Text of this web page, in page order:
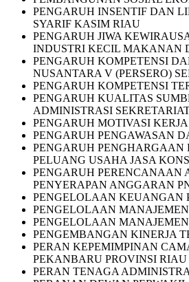
PENGARUH INSENTIF DAN
SYARIF KASIM RIAU
PENGARUH JIWA
INDUSTRI KECIL MAKANAN
PENGARUH KOMPETENSI
NUSANTARA V (PERSERO)
PENGARUH KOMPETENSI
PENGARUH KUALITAS
ADMINISTRASI
PENGARUH MOTIVASI
PENGARUH PENGAWASAN
PENGARUH
PELUANG USAHA JASA
PENGARUH PERENCANAAN
PENYERAPAN ANGGARAN
PENGELOLAAN KEUANGAN
PENGELOLAAN
PENGELOLAAN
PENGEMBANGAN KINERJA
PERAN KEPEMIMPINAN
PEKANBARU PROVINSI RIAU
PERAN TENAGA